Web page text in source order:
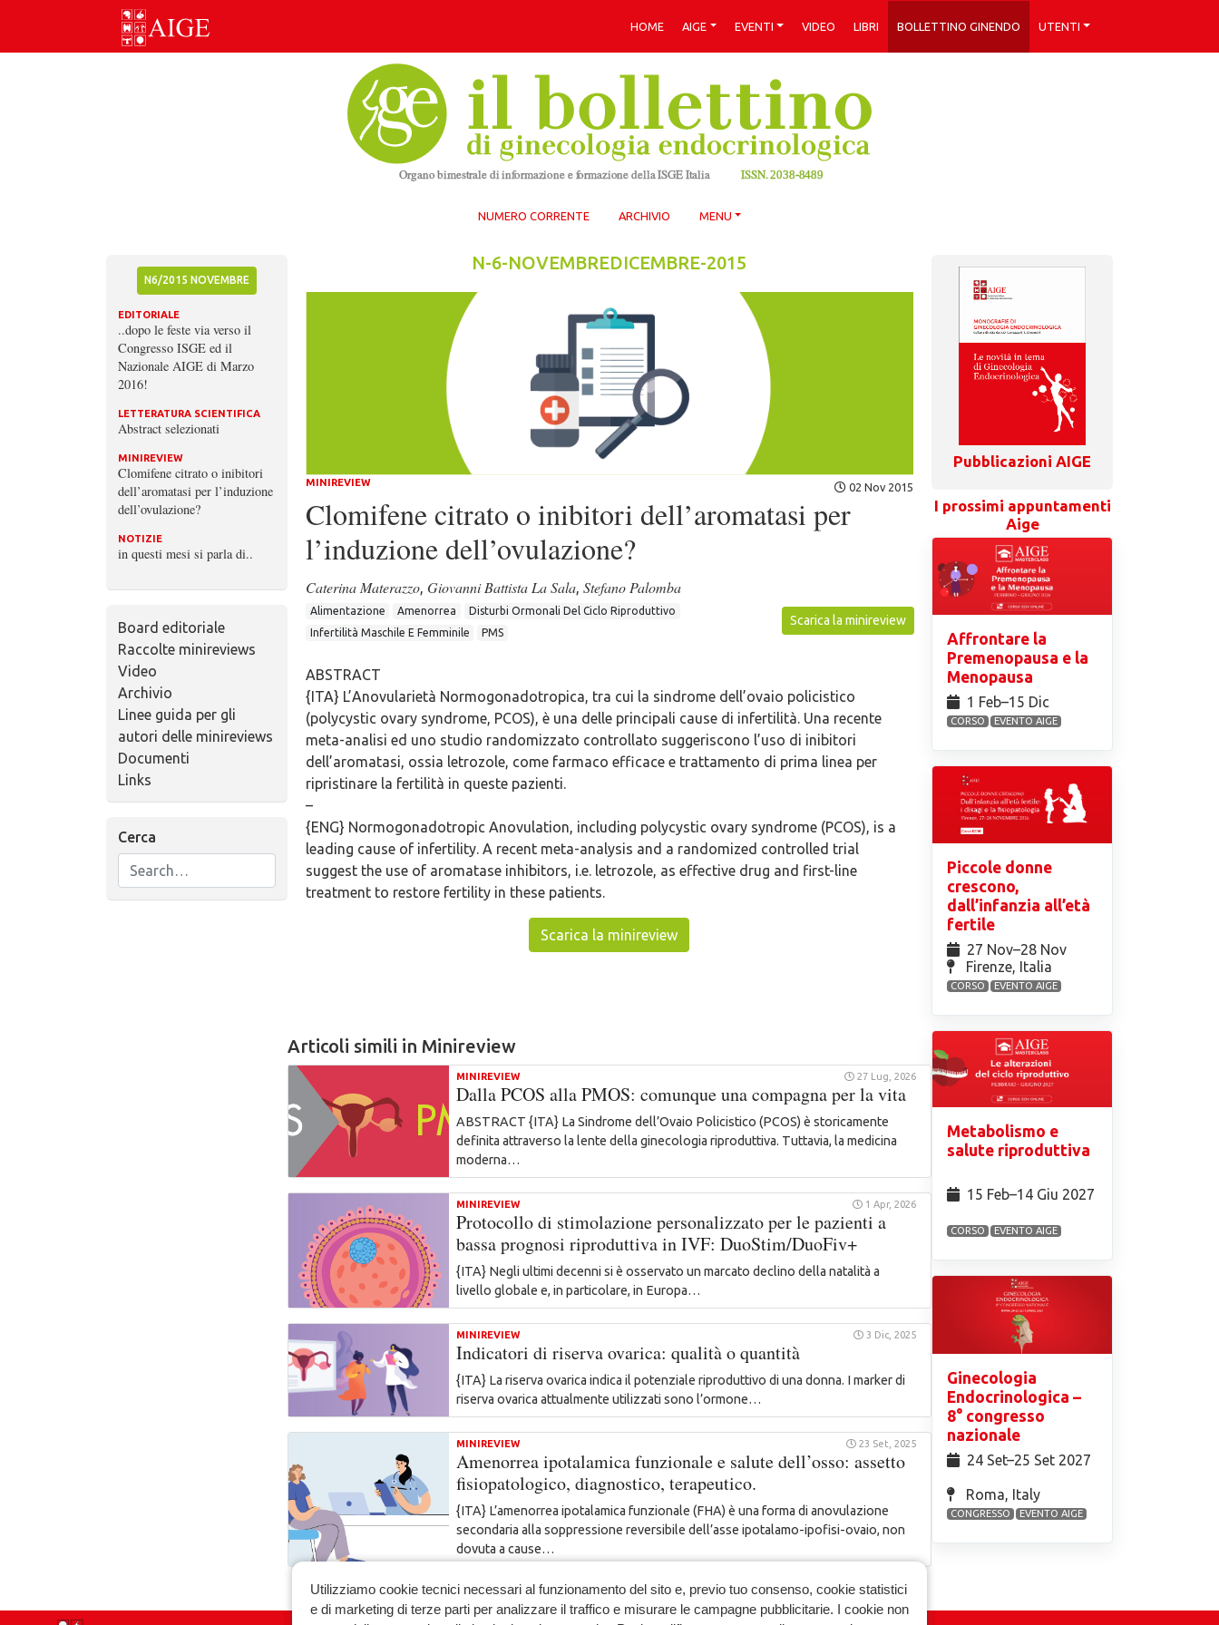
Skip
HOME AIGE EVENTI VIDEO LIBRI BOLLETTINO GINENDO UTENTI
NUMERO CORRENTE ARCHIVIO MENU
N6/2015 NOVEMBRE
EDITORIALE
..dopo le feste via verso il
Congresso ISGE ed il
Nazionale AIGE di Marzo
2016!
LETTERATURA SCIENTIFICA
Abstract selezionati
MINIREVIEW
Clomifene citrato o inibitori
dell’aromatasi per l’induzione
dell’ovulazione?
NOTIZIE
in questi mesi si parla di..
Board editoriale
Raccolte minireviews
Video
Archivio
Linee guida per gli
autori delle minireviews
Documenti
Links
Cerca
N-6-NOVEMBREDICEMBRE-2015
MINIREVIEW 02 Nov 2015
Clomifene citrato o inibitori dell’aromatasi per
l’induzione dell’ovulazione?
Caterina Materazzo, Giovanni Battista La Sala, Stefano Palomba
Alimentazione Amenorrea
Disturbi Ormonali Del Ciclo Riproduttivo
Infertilità Maschile E Femminile
PMS
Scarica la minireview
ABSTRACT
{ITA} L’Anovularietà Normogonadotropica, tra cui la sindrome dell’ovaio policistico
(polycystic ovary syndrome, PCOS), è una delle principali cause di infertilità. Una recente
meta-analisi ed uno studio randomizzato controllato suggeriscono l’uso di inibitori
dell’aromatasi, ossia letrozole, come farmaco efficace e trattamento di prima linea per
ripristinare la fertilità in queste pazienti.
–
{ENG} Normogonadotropic Anovulation, including polycystic ovary syndrome (PCOS), is a
leading cause of infertility. A recent meta-analysis and a randomized controlled trial
suggest the use of aromatase inhibitors, i.e. letrozole, as effective drug and first-line
treatment to restore fertility in these patients.
Scarica la minireview
Articoli simili in Minireview
MINIREVIEW 27 Lug, 2026
Dalla PCOS alla PMOS: comunque una compagna per la vita
ABSTRACT {ITA} La Sindrome dell’Ovaio Policistico (PCOS) è storicamente
definita attraverso la lente della ginecologia riproduttiva. Tuttavia, la medicina
moderna…
MINIREVIEW 1 Apr, 2026
Protocollo di stimolazione personalizzato per le pazienti a
bassa prognosi riproduttiva in IVF: DuoStim/DuoFiv+
{ITA} Negli ultimi decenni si è osservato un marcato declino della natalità a
livello globale e, in particolare, in Europa…
MINIREVIEW 3 Dic, 2025
Indicatori di riserva ovarica: qualità o quantità
{ITA} La riserva ovarica indica il potenziale riproduttivo di una donna. I marker di
riserva ovarica attualmente utilizzati sono l’ormone…
MINIREVIEW 23 Set, 2025
Amenorrea ipotalamica funzionale e salute dell’osso: assetto
fisiopatologico, diagnostico, terapeutico.
{ITA} L’amenorrea ipotalamica funzionale (FHA) è una forma di anovulazione
secondaria alla soppressione reversibile dell’asse ipotalamo-ipofisi-ovaio, non
dovuta a cause…
Pubblicazioni AIGE
I prossimi appuntamenti
Aige
Affrontare la
Premenopausa e la
Menopausa
1 Feb⁠–15 Dic
CORSO EVENTO AIGE
Piccole donne
crescono,
dall’infanzia all’età
fertile
27 Nov⁠–28 Nov
Firenze, Italia
CORSO EVENTO AIGE
Metabolismo e
salute riproduttiva
15 Feb⁠–14 Giu 2027
CORSO EVENTO AIGE
Ginecologia
Endocrinologica –
8° congresso
nazionale
24 Set⁠–25 Set 2027
Roma, Italy
CONGRESSO EVENTO AIGE
Utilizziamo cookie tecnici necessari al funzionamento del sito e, previo tuo consenso, cookie statistici
e di marketing di terze parti per analizzare il traffico e misurare le campagne pubblicitarie. I cookie non